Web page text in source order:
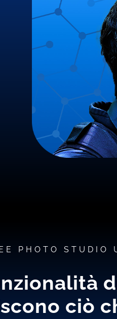
PHOTO STUDIO
ciò